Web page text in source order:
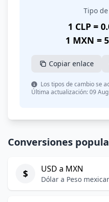
Tipo
1 CLP =
1 MXN =
Copiar enlace
Los tipos de cambio se
Última actualización: 09
Conversiones
$ USD a MXN
Dólar a Peso